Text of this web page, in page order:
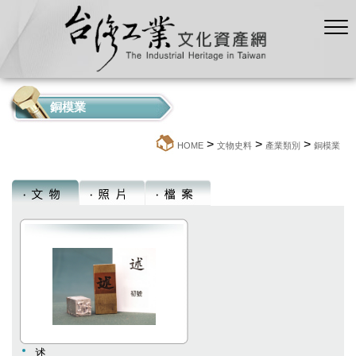
銅模業
HOME > 文物史料 > 產業類別 > 銅模業
述